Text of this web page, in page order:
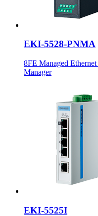
EKI-5528-PNMA
8FE Managed
Manager
EKI-5525I